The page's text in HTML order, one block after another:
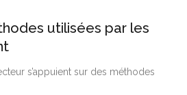
utilisées par les
s’appuient sur des méthodes